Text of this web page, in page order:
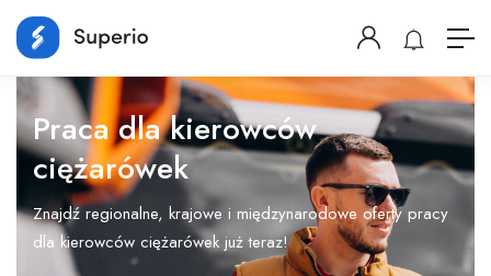
Praca dla kierowców
ciężarówek
Znajdź regionalne, krajowe i międzynarodowe oferty pracy
dla kierowców ciężarówek już teraz!